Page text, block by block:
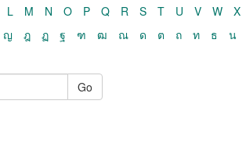
L M N O P Q R S T U V W X
ญ ฎ ฏ ฐ ฑ ฒ ณ ด ต ถ ท ธ น
Go